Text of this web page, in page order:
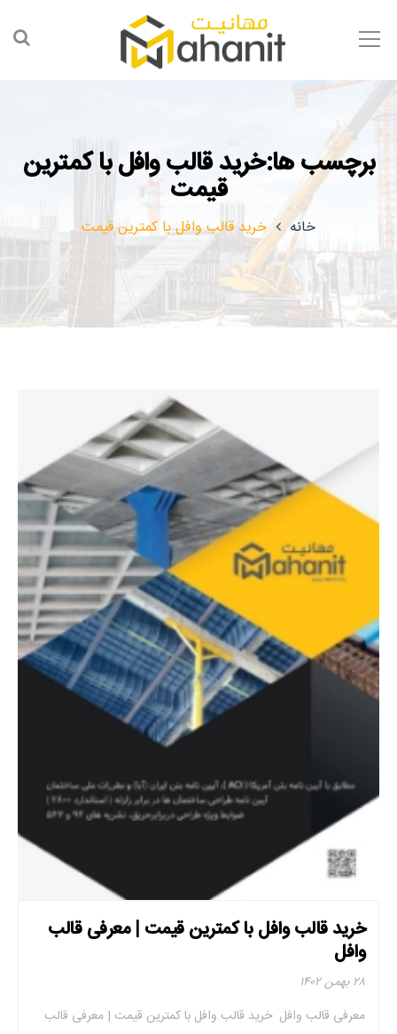
برچسب ها:خرید قالب وافل با کمترین
قیمت
خانه خرید قالب وافل با کمترین قیمت
خرید قالب وافل با کمترین قیمت | معرفی قالب
وافل
۲۸ بهمن ۱۴۰۲
معرفی قالب وافل خرید قالب وافل با کمترین قیمت | معرفی قالب